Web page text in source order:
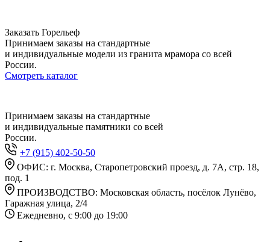
Заказать Горельеф
Принимаем заказы на стандартные
и индивидуальные модели из гранита мрамора со всей
России.
Смотреть каталог
Принимаем заказы на стандартные
и индивидуальные памятники со всей
России.
+7 (915) 402-50-50
ОФИС: г. Москва, Старопетровский проезд, д. 7А, стр. 18,
под. 1
ПРОИЗВОДСТВО: Московская область, посёлок Лунёво,
Гаражная улица, 2/4
Ежедневно, с 9:00 до 19:00